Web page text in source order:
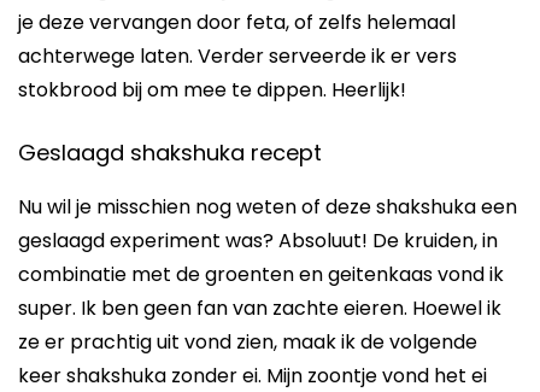
je deze vervangen door feta, of zelfs helemaal
achterwege laten. Verder serveerde ik er vers
stokbrood bij om mee te dippen. Heerlijk!
Geslaagd shakshuka recept
Nu wil je misschien nog weten of deze shakshuka een
geslaagd experiment was? Absoluut! De kruiden, in
combinatie met de groenten en geitenkaas vond ik
super. Ik ben geen fan van zachte eieren. Hoewel ik
ze er prachtig uit vond zien, maak ik de volgende
keer shakshuka zonder ei. Mijn zoontje vond het ei